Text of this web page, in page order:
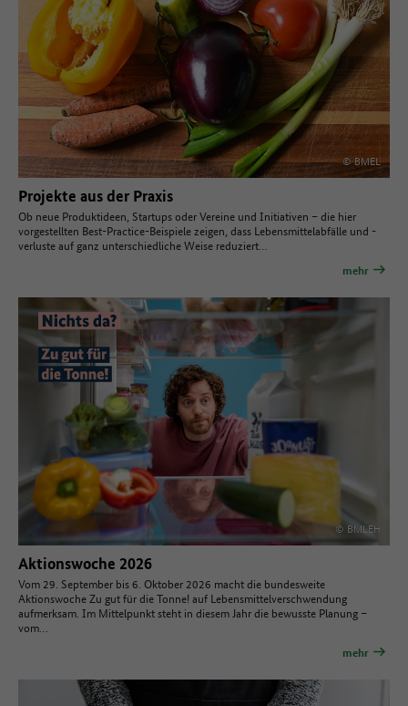
© BMEL
Projekte aus der Praxis
Ob neue Produktideen, Startups oder Vereine und Initiativen – die hier
vorgestellten Best-Practice-Beispiele zeigen, dass Lebensmittelabfälle und -
verluste auf ganz unterschiedliche Weise reduziert…
mehr
© BMLEH
Aktionswoche 2026
Vom 29. September bis 6. Oktober 2026 macht die bundesweite
Aktionswoche Zu gut für die Tonne! auf Lebensmittelverschwendung
aufmerksam. Im Mittelpunkt steht in diesem Jahr die bewusste Planung –
vom…
mehr